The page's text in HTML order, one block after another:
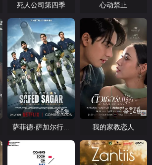
死人公司第四季 心动禁止
全6集
萨菲德·萨加尔行动
全14集
我的家教恋人